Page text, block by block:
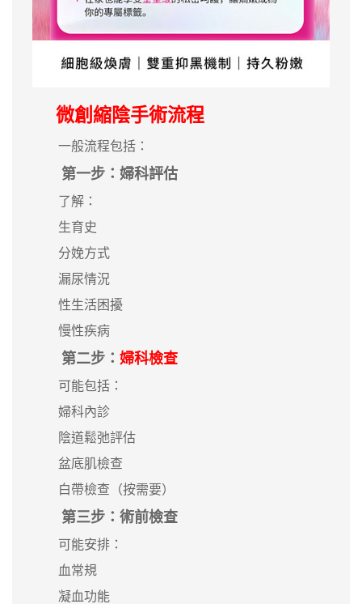
微創縮陰手術流程
一般流程包括：
第一步：婦科評估
了解：
生育史
分娩方式
漏尿情況
性生活困擾
慢性疾病
第二步： 婦科檢查
可能包括：
婦科內診
陰道鬆弛評估
盆底肌檢查
白帶檢查（按需要）
第三步：術前檢查
可能安排：
血常規
凝血功能